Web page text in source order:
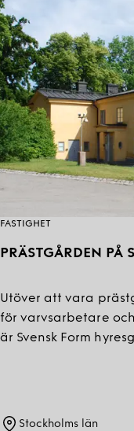
FASTIGHET
PRÄSTGÅRDEN PÅ
Utöver att vara
för varvsarbetare
är Svensk Form
Stockholms län